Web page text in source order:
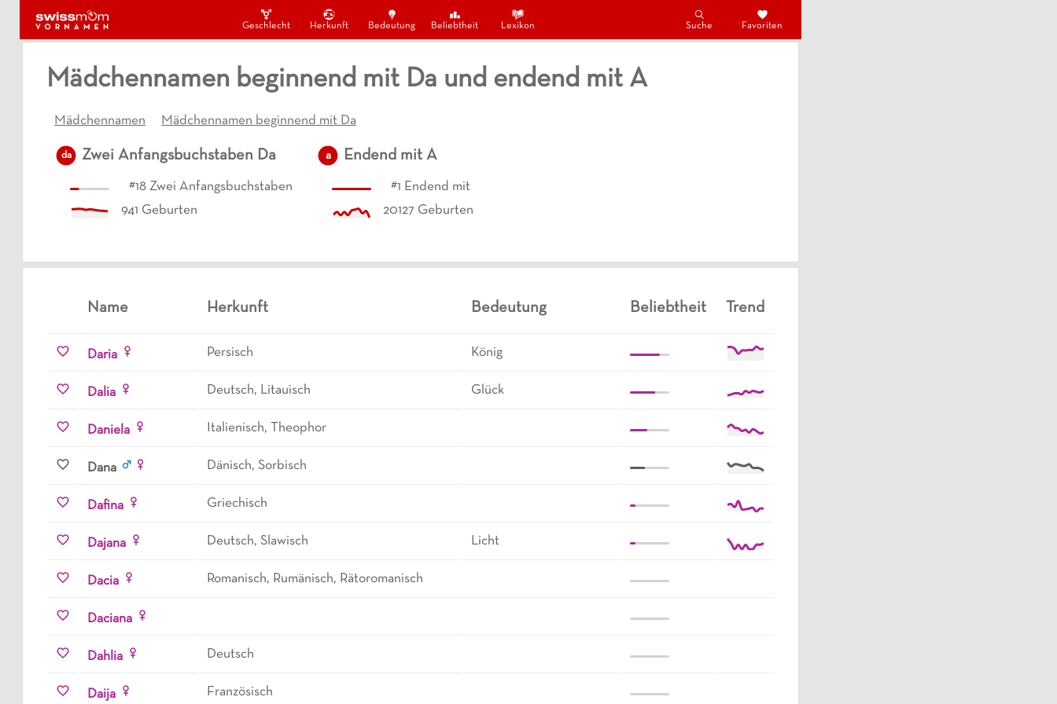
Geschlecht Herkunft Bedeutung Beliebtheit Lexikon Suche Favoriten
Mädchennamen beginnend mit Da und endend mit A
Mädchennamen Mädchennamen beginnend mit Da
da Zwei Anfangsbuchstaben Da
#18 Zwei Anfangsbuchstaben
941 Geburten
a Endend mit A
#1 Endend mit
20127 Geburten
Name Herkunft Bedeutung Beliebtheit Trend
Daria Persisch König
Dalia Deutsch, Litauisch Glück
Daniela Italienisch, Theophor
Dana Dänisch, Sorbisch
Dafina Griechisch
Dajana Deutsch, Slawisch Licht
Dacia Romanisch, Rumänisch, Rätoromanisch
Daciana
Dahlia Deutsch
Daija Französisch